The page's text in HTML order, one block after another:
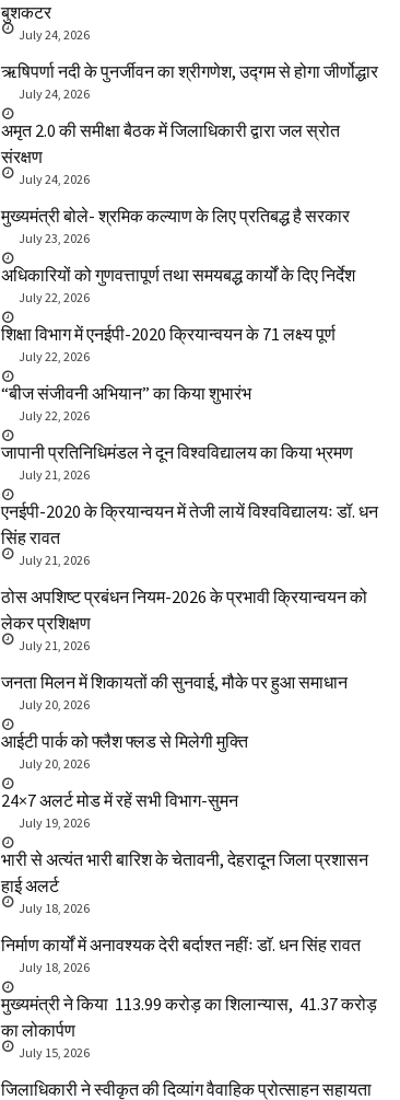
बुशकटर
July 24, 2026
ऋषिपर्णा नदी के पुनर्जीवन का श्रीगणेश, उद्गम से होगा जीर्णोद्धार
July 24, 2026
अमृत 2.0 की समीक्षा बैठक में जिलाधिकारी द्वारा जल स्रोत
संरक्षण
July 24, 2026
मुख्यमंत्री बोले- श्रमिक कल्याण के लिए प्रतिबद्ध है सरकार
July 23, 2026
अधिकारियों को गुणवत्तापूर्ण तथा समयबद्ध कार्यों के दिए निर्देश
July 22, 2026
शिक्षा विभाग में एनईपी-2020 क्रियान्वयन के 71 लक्ष्य पूर्ण
July 22, 2026
“बीज संजीवनी अभियान” का किया शुभारंभ
July 22, 2026
जापानी प्रतिनिधिमंडल ने दून विश्वविद्यालय का किया भ्रमण
July 21, 2026
एनईपी-2020 के क्रियान्वयन में तेजी लायें विश्वविद्यालयः डॉ. धन
सिंह रावत
July 21, 2026
ठोस अपशिष्ट प्रबंधन नियम-2026 के प्रभावी क्रियान्वयन को
लेकर प्रशिक्षण
July 21, 2026
जनता मिलन में शिकायतों की सुनवाई, मौके पर हुआ समाधान
July 20, 2026
आईटी पार्क को फ्लैश फ्लड से मिलेगी मुक्ति
July 20, 2026
24×7 अलर्ट मोड में रहें सभी विभाग-सुमन
July 19, 2026
भारी से अत्यंत भारी बारिश के चेतावनी, देहरादून जिला प्रशासन
हाई अलर्ट
July 18, 2026
निर्माण कार्यों में अनावश्यक देरी बर्दाश्त नहींः डाॅ. धन सिंह रावत
July 18, 2026
मुख्यमंत्री ने किया ₹ 113.99 करोड़ का शिलान्यास, ₹ 41.37 करोड़
का लोकार्पण
July 15, 2026
जिलाधिकारी ने स्वीकृत की दिव्यांग वैवाहिक प्रोत्साहन सहायता